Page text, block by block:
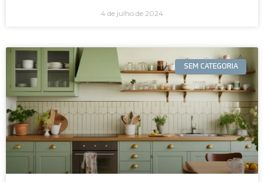
4 de julho de 2024
SEM CATEGORIA